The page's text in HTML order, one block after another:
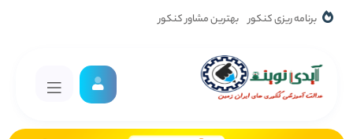
برنامه ریزی کنکور بهترین مشاور کنکور